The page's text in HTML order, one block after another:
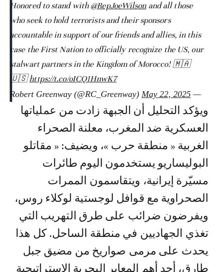
Honored to stand with@RepJoeWilsonand all those
who seek to hold terrorists and their sponsors
accountable in support of our friends and allies, in this
case the First Nation to officially recognize the US, our
stalwart partners in the Kingdom of Morocco! 🇲🇦
🇺🇸https://t.co/oICQ1HnwK7
— Robert Greenway (@RC_Greenway)
May 22, 2025
ويؤكد التحليل أن الجبهة زادت من عملياتها
العسكرية ضد المغرب، معلنة الصحراء
الغربية « منطقة حرب »، ويضيف: « مقاتلو
البوليساريو يستخدمون اليوم طائرات
مسيّرة إيرانية، ويتقاسمون الممرات
الصحراوية مع قوافل لوجستية لوكلاء روس،
ويفرضون ضرائب على طرق التهريب التي
تغذي الجهاديين في منطقة الساحل. كل هذا
يحدث على مرمى صواريخ من مضيق جبل
طارق، أحد أهم المعابر البحرية الاستراتيجية